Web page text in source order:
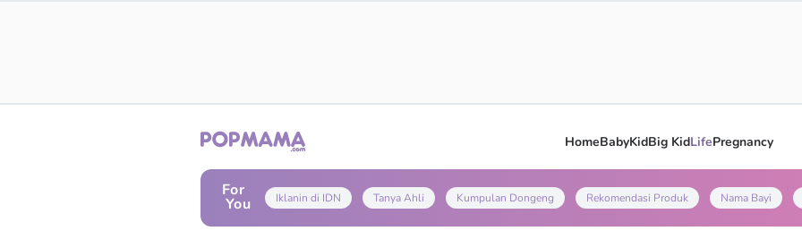
HomeBabyKidBig KidLifePregnancy
For
You Iklanin di IDN Tanya Ahli Kumpulan Dongeng Rekomendasi Produk Nama Bayi